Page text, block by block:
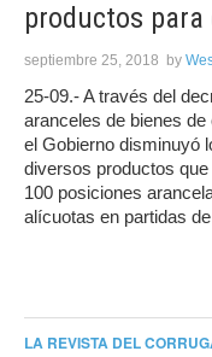
productos para
septiembre 25, 2018 by
25-09.- A través del
aranceles de bienes
el Gobierno disminuyó
diversos productos
100 posiciones
alícuotas en partidas
LA REVISTA DEL